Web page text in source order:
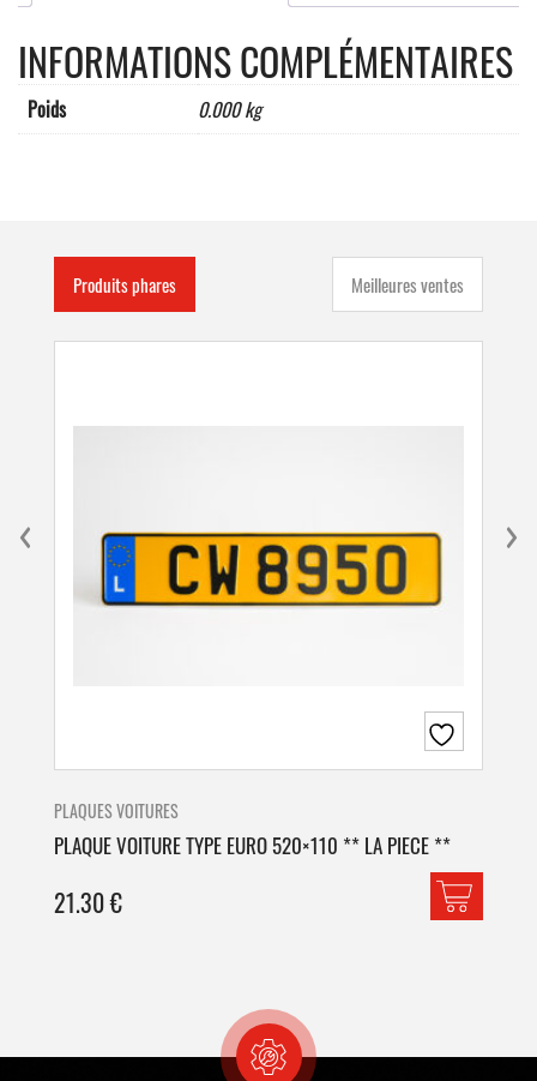
INFORMATIONS COMPLÉMENTAIRES
Poids 0.000 kg
Produits phares Meilleures ventes
PLAQUES VOITURES
PLAQUE VOITURE TYPE EURO 520×110 ** LA PIECE **
21.30€